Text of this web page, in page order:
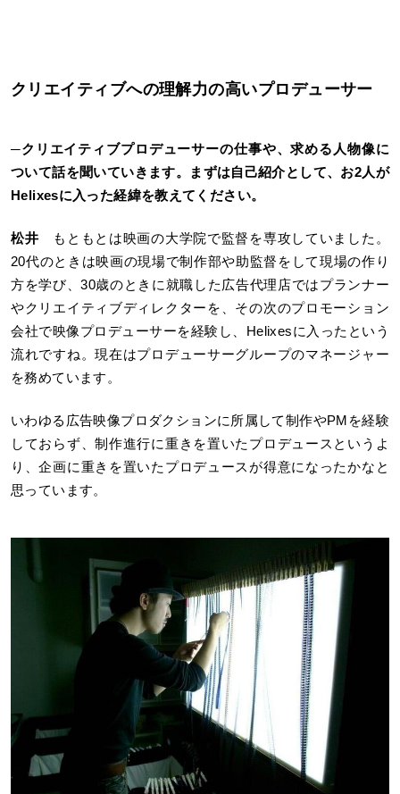
クリエイティブへの理解力の高いプロデューサー
─クリエイティブプロデューサーの仕事や、求める人物像に
ついて話を聞いていきます。まずは自己紹介として、お2人が
Helixesに入った経緯を教えてください。
松井 もともとは映画の大学院で監督を専攻していました。
20代のときは映画の現場で制作部や助監督をして現場の作り
方を学び、30歳のときに就職した広告代理店ではプランナー
やクリエイティブディレクターを、その次のプロモーション
会社で映像プロデューサーを経験し、Helixesに入ったという
流れですね。現在はプロデューサーグループのマネージャー
を務めています。
いわゆる広告映像プロダクションに所属して制作やPMを経験
しておらず、制作進行に重きを置いたプロデュースというよ
り、企画に重きを置いたプロデュースが得意になったかなと
思っています。